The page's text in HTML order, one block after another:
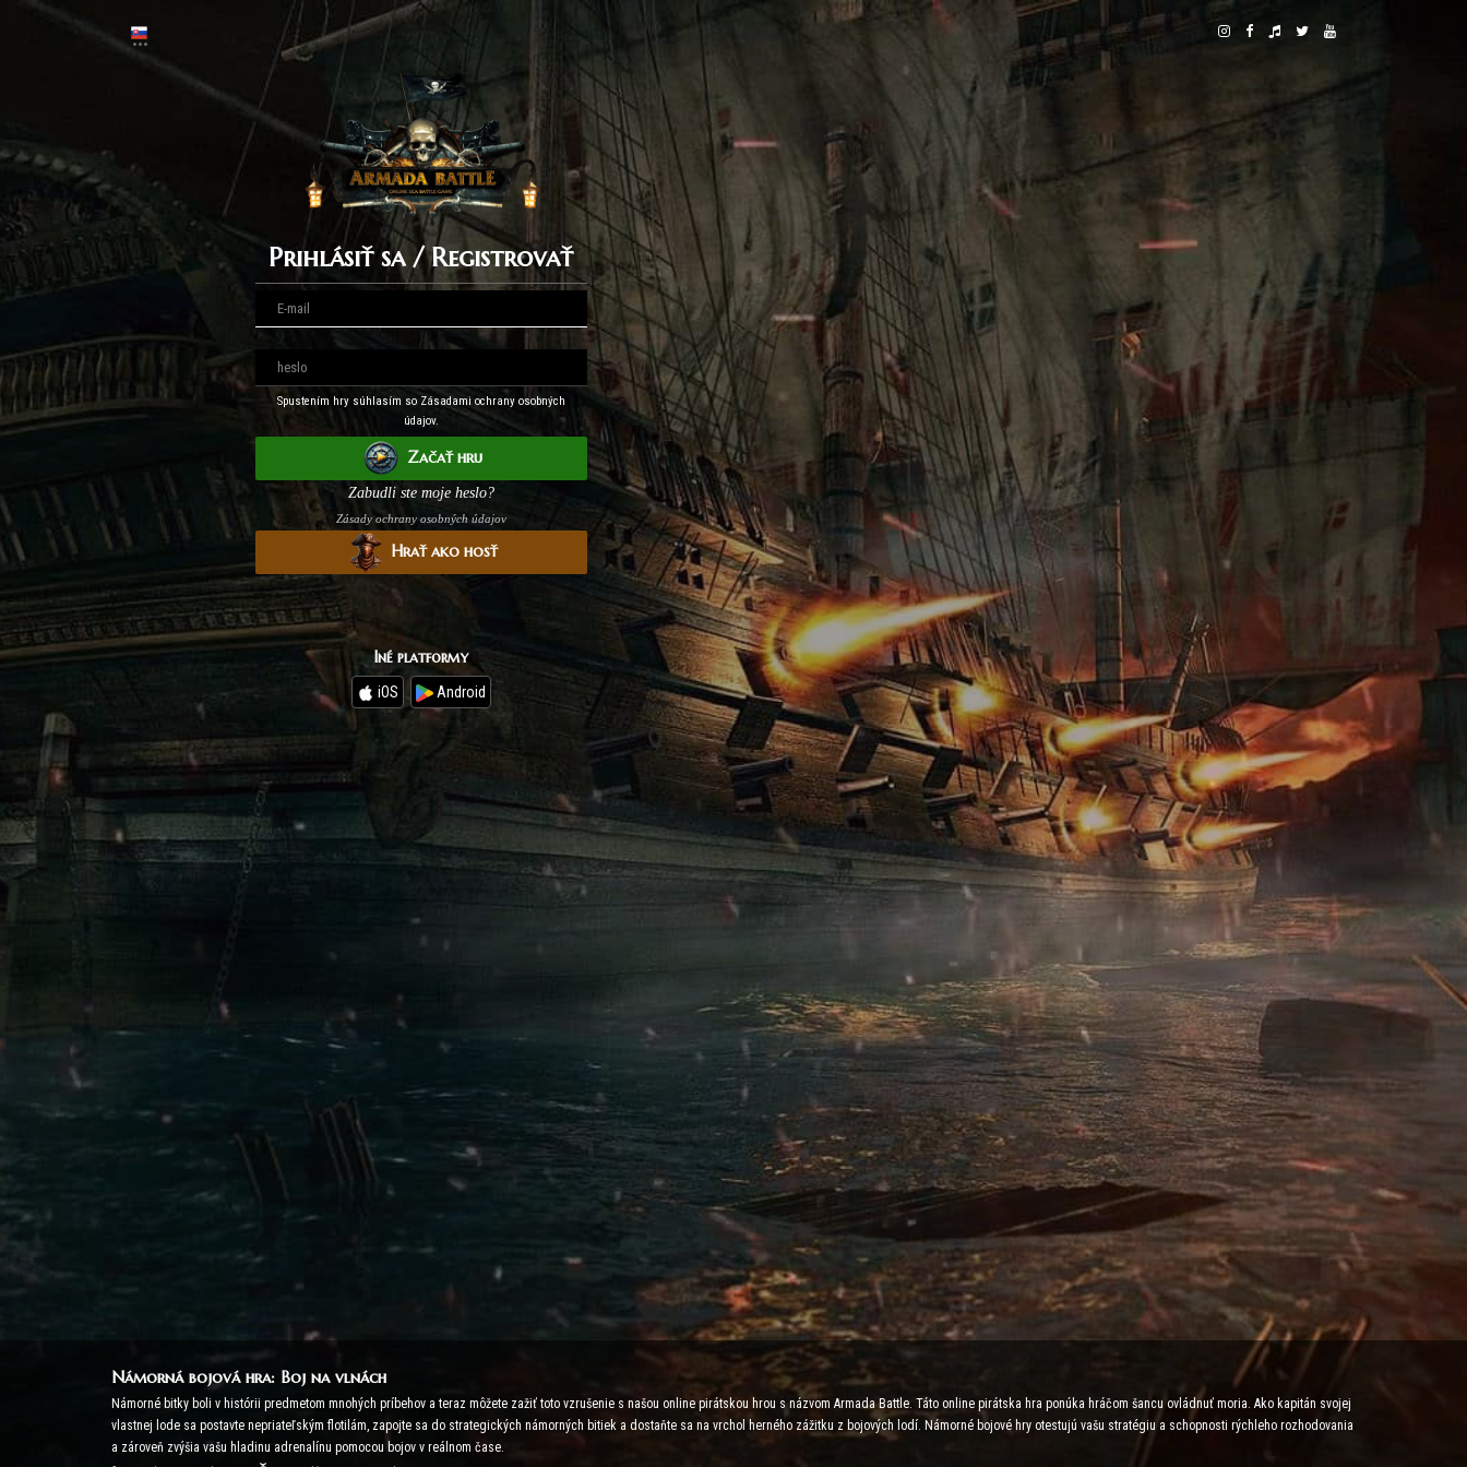
Prihlásiť sa / Registrovať
Spustením hry súhlasím so Zásadami ochrany osobných
údajov.
Začať hru
Zabudli ste moje heslo?
Zásady ochrany osobných údajov
Hrať ako hosť
Iné platformy
iOS Android
Námorná bojová hra: Boj na vlnách
Námorné bitky boli v histórii predmetom mnohých príbehov a teraz môžete zažiť toto vzrušenie s našou online pirátskou hrou s názvom Armada Battle. Táto online pirátska hra ponúka hráčom šancu ovládnuť moria. Ako kapitán svojej
vlastnej lode sa postavte nepriateľským flotilám, zapojte sa do strategických námorných bitiek a dostaňte sa na vrchol herného zážitku z bojových lodí. Námorné bojové hry otestujú vašu stratégiu a schopnosti rýchleho rozhodovania
a zároveň zvýšia vašu hladinu adrenalínu pomocou bojov v reálnom čase.